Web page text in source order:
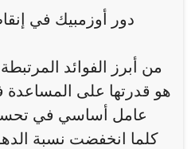
دور أوزمبيك في
من أبرز الفوائد
هو قدرتها على المساعدة
عامل أساسي في
كلما انخفضت نسبة